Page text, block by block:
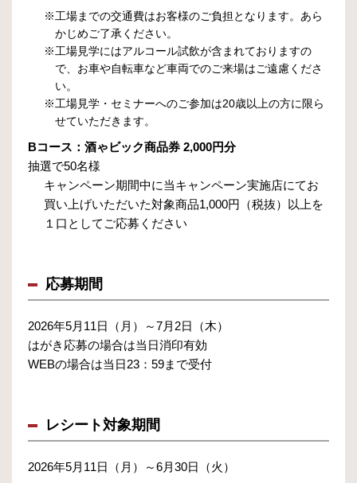
※工場までの交通費はお客様のご負担となります。あら
かじめご了承ください。
※工場見学にはアルコール試飲が含まれておりますの
で、お車や自転車など車両でのご来場はご遠慮くださ
い。
※工場見学・セミナーへのご参加は20歳以上の方に限ら
せていただきます。
Bコース：酒ゃビック商品券 2,000円分
抽選で50名様
キャンペーン期間中に当キャンペーン実施店にてお
買い上げいただいた対象商品1,000円（税抜）以上を
１口としてご応募ください
応募期間
2026年5月11日（月）～7月2日（木）
はがき応募の場合は当日消印有効
WEBの場合は当日23：59まで受付
レシート対象期間
2026年5月11日（月）～6月30日（火）